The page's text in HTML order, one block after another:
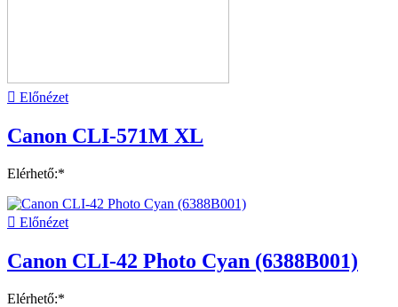
 Előnézet
Canon CLI-571M XL
Elérhető:*
 Előnézet
Canon CLI-42 Photo Cyan (6388B001)
Elérhető:*